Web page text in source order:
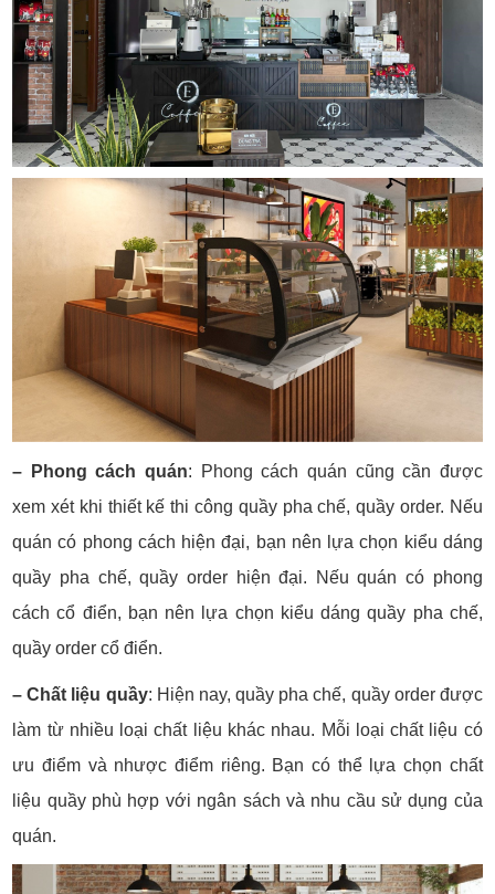
– Phong cách quán: Phong cách quán cũng cần được
xem xét khi thiết kế thi công quầy pha chế, quầy order. Nếu
quán có phong cách hiện đại, bạn nên lựa chọn kiểu dáng
quầy pha chế, quầy order hiện đại. Nếu quán có phong
cách cổ điển, bạn nên lựa chọn kiểu dáng quầy pha chế,
quầy order cổ điển.
– Chất liệu quầy: Hiện nay, quầy pha chế, quầy order được
làm từ nhiều loại chất liệu khác nhau. Mỗi loại chất liệu có
ưu điểm và nhược điểm riêng. Bạn có thể lựa chọn chất
liệu quầy phù hợp với ngân sách và nhu cầu sử dụng của
quán.